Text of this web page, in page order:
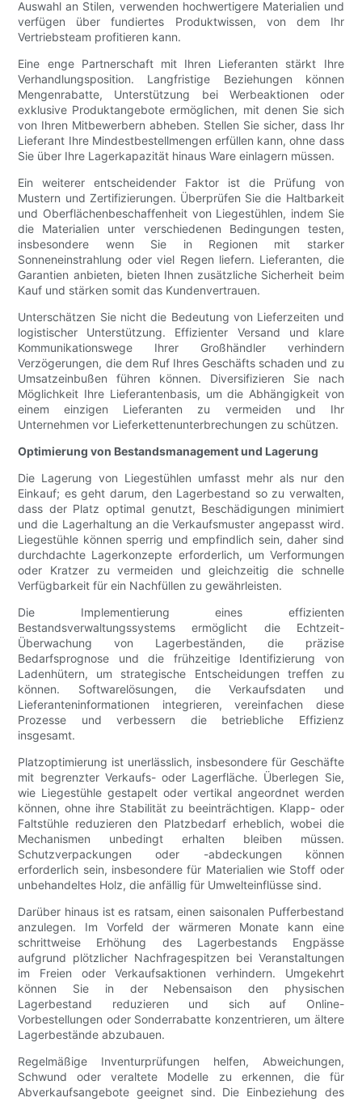
Auswahl an Stilen, verwenden hochwertigere Materialien und
verfügen über fundiertes Produktwissen, von dem Ihr
Vertriebsteam profitieren kann.
Eine enge Partnerschaft mit Ihren Lieferanten stärkt Ihre
Verhandlungsposition. Langfristige Beziehungen können
Mengenrabatte, Unterstützung bei Werbeaktionen oder
exklusive Produktangebote ermöglichen, mit denen Sie sich
von Ihren Mitbewerbern abheben. Stellen Sie sicher, dass Ihr
Lieferant Ihre Mindestbestellmengen erfüllen kann, ohne dass
Sie über Ihre Lagerkapazität hinaus Ware einlagern müssen.
Ein weiterer entscheidender Faktor ist die Prüfung von
Mustern und Zertifizierungen. Überprüfen Sie die Haltbarkeit
und Oberflächenbeschaffenheit von Liegestühlen, indem Sie
die Materialien unter verschiedenen Bedingungen testen,
insbesondere wenn Sie in Regionen mit starker
Sonneneinstrahlung oder viel Regen liefern. Lieferanten, die
Garantien anbieten, bieten Ihnen zusätzliche Sicherheit beim
Kauf und stärken somit das Kundenvertrauen.
Unterschätzen Sie nicht die Bedeutung von Lieferzeiten und
logistischer Unterstützung. Effizienter Versand und klare
Kommunikationswege Ihrer Großhändler verhindern
Verzögerungen, die dem Ruf Ihres Geschäfts schaden und zu
Umsatzeinbußen führen können. Diversifizieren Sie nach
Möglichkeit Ihre Lieferantenbasis, um die Abhängigkeit von
einem einzigen Lieferanten zu vermeiden und Ihr
Unternehmen vor Lieferkettenunterbrechungen zu schützen.
Optimierung von Bestandsmanagement und Lagerung
Die Lagerung von Liegestühlen umfasst mehr als nur den
Einkauf; es geht darum, den Lagerbestand so zu verwalten,
dass der Platz optimal genutzt, Beschädigungen minimiert
und die Lagerhaltung an die Verkaufsmuster angepasst wird.
Liegestühle können sperrig und empfindlich sein, daher sind
durchdachte Lagerkonzepte erforderlich, um Verformungen
oder Kratzer zu vermeiden und gleichzeitig die schnelle
Verfügbarkeit für ein Nachfüllen zu gewährleisten.
Die Implementierung eines effizienten
Bestandsverwaltungssystems ermöglicht die Echtzeit-
Überwachung von Lagerbeständen, die präzise
Bedarfsprognose und die frühzeitige Identifizierung von
Ladenhütern, um strategische Entscheidungen treffen zu
können. Softwarelösungen, die Verkaufsdaten und
Lieferanteninformationen integrieren, vereinfachen diese
Prozesse und verbessern die betriebliche Effizienz
insgesamt.
Platzoptimierung ist unerlässlich, insbesondere für Geschäfte
mit begrenzter Verkaufs- oder Lagerfläche. Überlegen Sie,
wie Liegestühle gestapelt oder vertikal angeordnet werden
können, ohne ihre Stabilität zu beeinträchtigen. Klapp- oder
Faltstühle reduzieren den Platzbedarf erheblich, wobei die
Mechanismen unbedingt erhalten bleiben müssen.
Schutzverpackungen oder -abdeckungen können
erforderlich sein, insbesondere für Materialien wie Stoff oder
unbehandeltes Holz, die anfällig für Umwelteinflüsse sind.
Darüber hinaus ist es ratsam, einen saisonalen Pufferbestand
anzulegen. Im Vorfeld der wärmeren Monate kann eine
schrittweise Erhöhung des Lagerbestands Engpässe
aufgrund plötzlicher Nachfragespitzen bei Veranstaltungen
im Freien oder Verkaufsaktionen verhindern. Umgekehrt
können Sie in der Nebensaison den physischen
Lagerbestand reduzieren und sich auf Online-
Vorbestellungen oder Sonderrabatte konzentrieren, um ältere
Lagerbestände abzubauen.
Regelmäßige Inventurprüfungen helfen, Abweichungen,
Schwund oder veraltete Modelle zu erkennen, die für
Abverkaufsangebote geeignet sind. Die Einbeziehung des